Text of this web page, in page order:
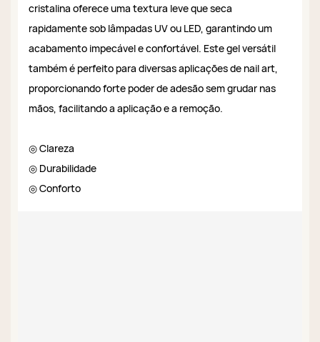
cristalina oferece uma textura leve que seca
rapidamente sob lâmpadas UV ou LED, garantindo um
acabamento impecável e confortável. Este gel versátil
também é perfeito para diversas aplicações de nail art,
proporcionando forte poder de adesão sem grudar nas
mãos, facilitando a aplicação e a remoção.
◎ Clareza
◎ Durabilidade
◎ Conforto